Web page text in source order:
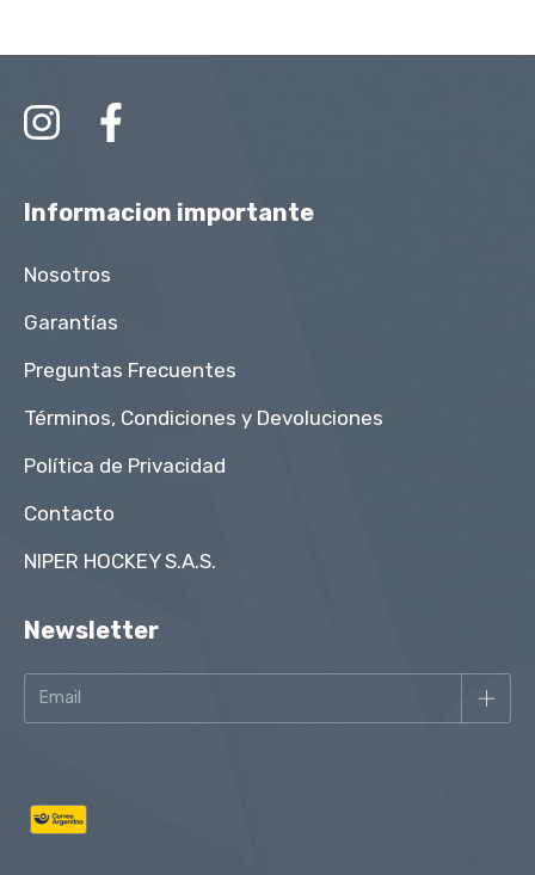
Informacion importante
Nosotros
Garantías
Preguntas Frecuentes
Términos, Condiciones y Devoluciones
Política de Privacidad
Contacto
NIPER HOCKEY S.A.S.
Newsletter